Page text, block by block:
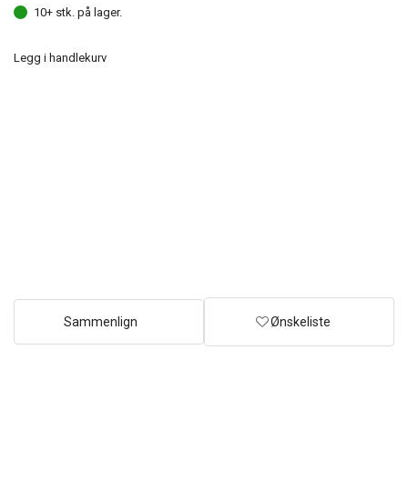
10+ stk. på lager.
Legg i handlekurv
Sammenlign Ønskeliste